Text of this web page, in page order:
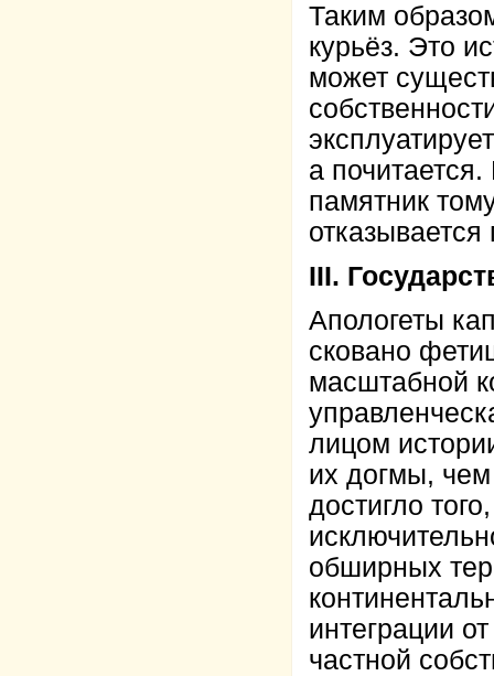
Таким
курьёз. Это
может
а
памятник
III.
Апологеты
сковано
масштабной
лицом
их догмы, чем
достигло
обширных
интеграции
частной